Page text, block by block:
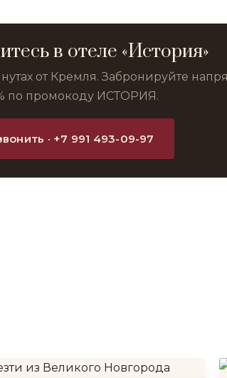
в отеле «История»
от Кремля. Забронируйте
по промокоду ИСТОРИЯ.
· +7 991 493-09-97